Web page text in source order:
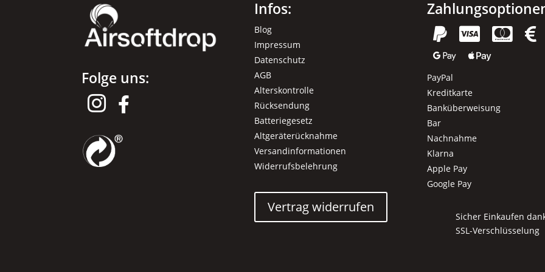
Folge uns:
 
Infos:
Blog
Impressum
Datenschutz
AGB
Alterskontrolle
Rücksendung
Batteriegesetz
Altgeräterücknahme
Versandinformationen
Widerrufsbelehrung
Vertrag widerrufen
  



PayPal
Kreditkarte
Banküberweisung
Bar
Nachnahme
Klarna
Apple Pay
Google Pay
Sicher Einkaufen
SSL-Verschlüsselung